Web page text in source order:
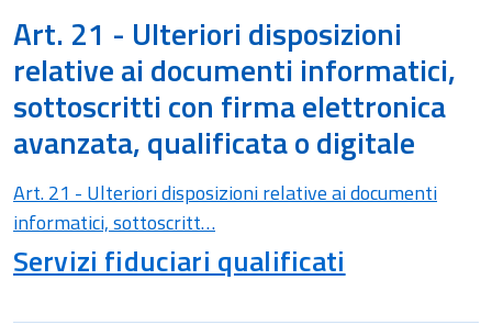
Art. 21 - Ulteriori disposizioni
relative ai documenti informatici,
sottoscritti con firma elettronica
avanzata, qualificata o digitale
Art. 21 - Ulteriori disposizioni relative ai documenti
informatici, sottoscritt…
Servizi fiduciari qualificati